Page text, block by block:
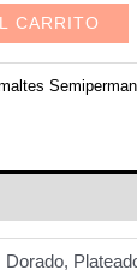
CARRITO
Dorado,